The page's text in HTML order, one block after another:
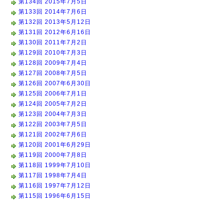
第133回 2014年7月6日
第132回 2013年5月12日
第131回 2012年6月16日
第130回 2011年7月2日
第129回 2010年7月3日
第128回 2009年7月4日
第127回 2008年7月5日
第126回 2007年6月30日
第125回 2006年7月1日
第124回 2005年7月2日
第123回 2004年7月3日
第122回 2003年7月5日
第121回 2002年7月6日
第120回 2001年6月29日
第119回 2000年7月8日
第118回 1999年7月10日
第117回 1998年7月4日
第116回 1997年7月12日
第115回 1996年6月15日